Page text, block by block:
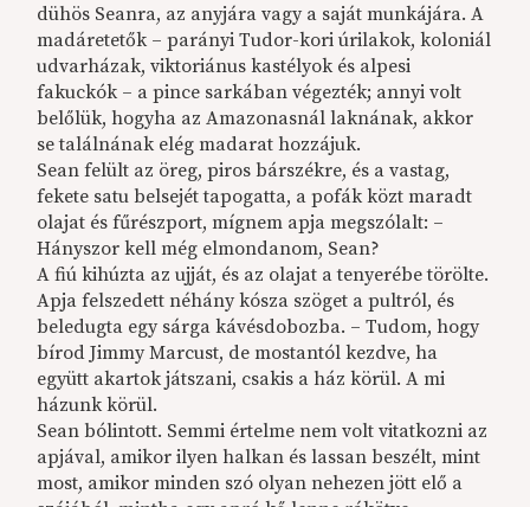
dühös Seanra, az anyjára vagy a saját munkájára. A
madáretetők – parányi Tudor-kori úrilakok, koloniál
udvarházak, viktoriánus kastélyok és alpesi
fakuckók – a pince sarkában végezték; annyi volt
belőlük, hogyha az Amazonasnál laknának, akkor
se találnának elég madarat hozzájuk.
Sean felült az öreg, piros bárszékre, és a vastag,
fekete satu belsejét tapogatta, a pofák közt maradt
olajat és fűrészport, mígnem apja megszólalt: –
Hányszor kell még elmondanom, Sean?
A fiú kihúzta az ujját, és az olajat a tenyerébe törölte.
Apja felszedett néhány kósza szöget a pultról, és
beledugta egy sárga kávésdobozba. – Tudom, hogy
bírod Jimmy Marcust, de mostantól kezdve, ha
együtt akartok játszani, csakis a ház körül. A mi
házunk körül.
Sean bólintott. Semmi értelme nem volt vitatkozni az
apjával, amikor ilyen halkan és lassan beszélt, mint
most, amikor minden szó olyan nehezen jött elő a